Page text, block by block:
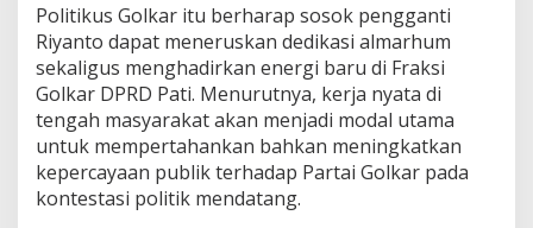
Politikus Golkar itu berharap sosok pengganti
Riyanto dapat meneruskan dedikasi almarhum
sekaligus menghadirkan energi baru di Fraksi
Golkar DPRD Pati. Menurutnya, kerja nyata di
tengah masyarakat akan menjadi modal utama
untuk mempertahankan bahkan meningkatkan
kepercayaan publik terhadap Partai Golkar pada
kontestasi politik mendatang.